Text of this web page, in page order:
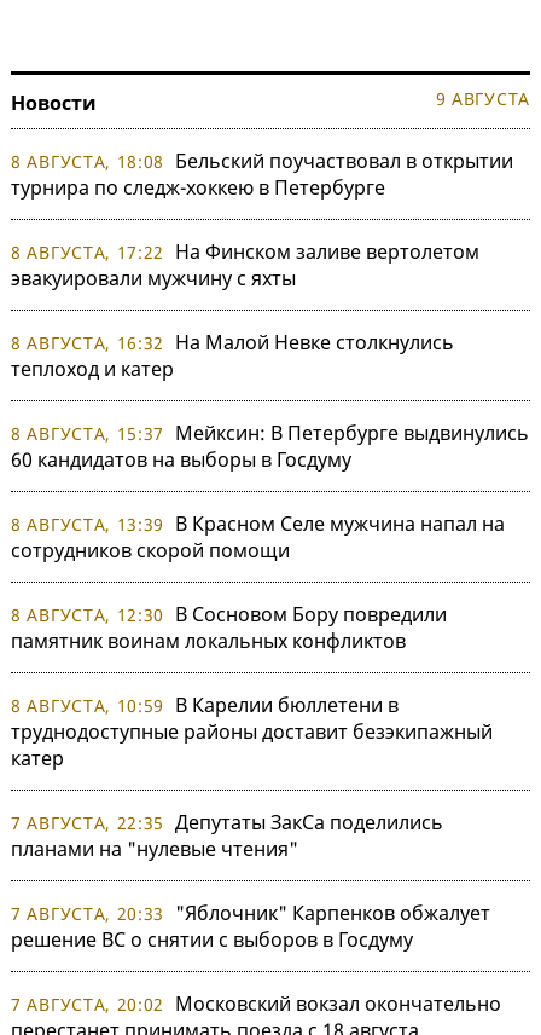
Новости 9 АВГУСТА
8 АВГУСТА, 18:08
Бельский поучаствовал в открытии
турнира по следж-хоккею в Петербурге
8 АВГУСТА, 17:22
На Финском заливе вертолетом
эвакуировали мужчину с яхты
8 АВГУСТА, 16:32
На Малой Невке столкнулись
теплоход и катер
8 АВГУСТА, 15:37
Мейксин: В Петербурге выдвинулись
60 кандидатов на выборы в Госдуму
8 АВГУСТА, 13:39
В Красном Селе мужчина напал на
сотрудников скорой помощи
8 АВГУСТА, 12:30
В Сосновом Бору повредили
памятник воинам локальных конфликтов
8 АВГУСТА, 10:59
В Карелии бюллетени в
труднодоступные районы доставит безэкипажный
катер
7 АВГУСТА, 22:35 Депутаты ЗакСа поделились
планами на "нулевые чтения"
7 АВГУСТА, 20:33
"Яблочник" Карпенков обжалует
решение ВС о снятии с выборов в Госдуму
7 АВГУСТА, 20:02
Московский вокзал окончательно
перестанет принимать поезда с 18 августа